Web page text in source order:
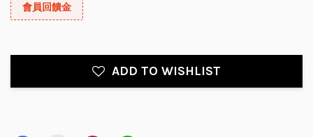
會員回饋金
ADD TO WISHLIST